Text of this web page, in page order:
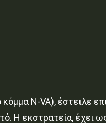
N-VA), έστειλε
Η εκστρατεία, έχει